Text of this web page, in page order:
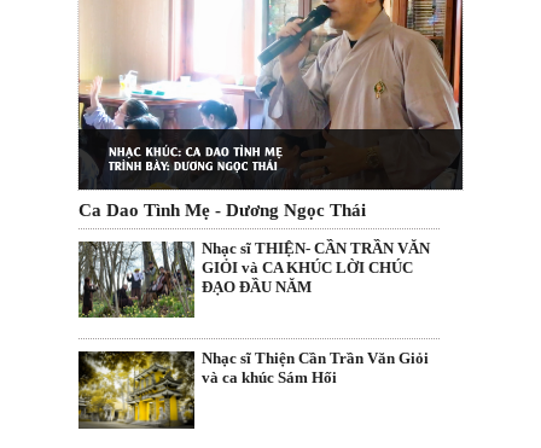
Ca Dao Tình Mẹ - Dương Ngọc Thái
Nhạc sĩ THIỆN- CẦN TRẦN VĂN
GIỎI và CA KHÚC LỜI CHÚC
ĐẠO ĐẦU NĂM
Nhạc sĩ Thiện Cần Trần Văn Giỏi
và ca khúc Sám Hối